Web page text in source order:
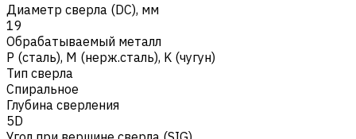
Диаметр сверла (DC), мм
19
Обрабатываемый металл
Р (сталь), M (нерж.сталь), K (чугун)
Тип сверла
Спиральное
Глубина сверления
5D